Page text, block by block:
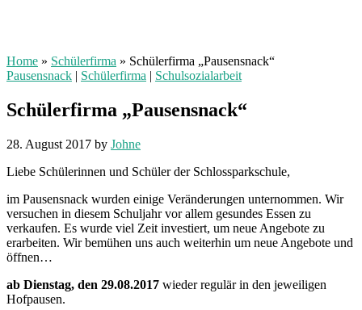
Home » Schülerfirma » Schülerfirma „Pausensnack“
Pausensnack | Schülerfirma | Schulsozialarbeit
Schülerfirma „Pausensnack“
28. August 2017 by Johne
Liebe Schülerinnen und Schüler der Schlossparkschule,
im Pausensnack wurden einige Veränderungen unternommen. Wir
versuchen in diesem Schuljahr vor allem gesundes Essen zu
verkaufen. Es wurde viel Zeit investiert, um neue Angebote zu
erarbeiten. Wir bemühen uns auch weiterhin um neue Angebote und
öffnen…
ab Dienstag, den 29.08.2017 wieder regulär in den jeweiligen
Hofpausen.